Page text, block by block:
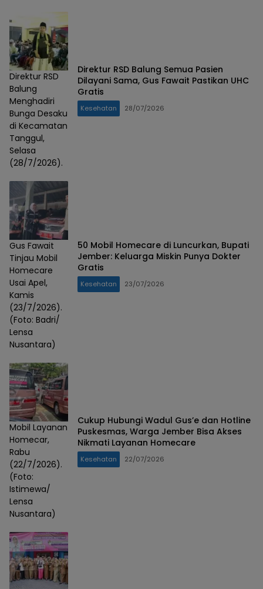
Direktur RSD
Balung
Menghadiri
Bunga Desaku
di Kecamatan
Tanggul,
Selasa
(28/7/2026).
Direktur RSD Balung Semua Pasien
Dilayani Sama, Gus Fawait Pastikan UHC
Gratis
Kesehatan 28/07/2026
Gus Fawait
Tinjau Mobil
Homecare
Usai Apel,
Kamis
(23/7/2026).
(Foto: Badri/
Lensa
Nusantara)
50 Mobil Homecare di Luncurkan, Bupati
Jember: Keluarga Miskin Punya Dokter
Gratis
Kesehatan 23/07/2026
Mobil Layanan
Homecar,
Rabu
(22/7/2026).
(Foto:
Istimewa/
Lensa
Nusantara)
Cukup Hubungi Wadul Gus’e dan Hotline
Puskesmas, Warga Jember Bisa Akses
Nikmati Layanan Homecare
Kesehatan 22/07/2026